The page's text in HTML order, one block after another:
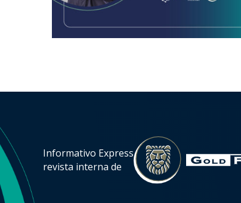
Informativo Express
revista interna de